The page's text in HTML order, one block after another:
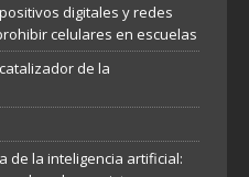
digitales y redes
celulares en escuelas
de la
de la inteligencia artificial: